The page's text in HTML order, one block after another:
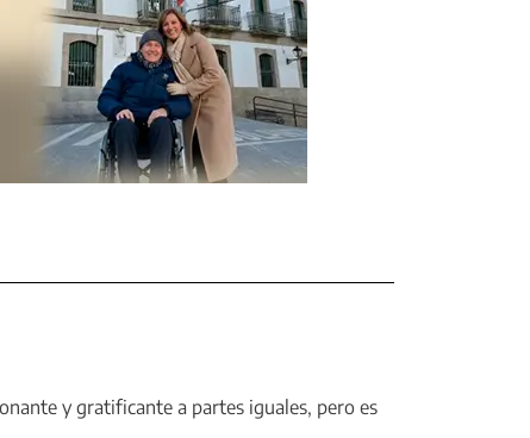
y gratificante a partes iguales, pero es